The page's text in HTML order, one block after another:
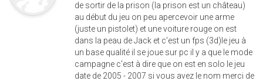
de sortir de la prison (la prison est un château)
au début du jeu on peu apercevoir une arme
(juste un pistolet) et une voiture rouge on est
dans la peau de Jack et c'est un fps (3d)le jeu à
un base qualité il se joue sur pc il y a que le mode
campagne c'est à dire que on est en solo le jeu
date de 2005 - 2007 si vous avez le nom merci de